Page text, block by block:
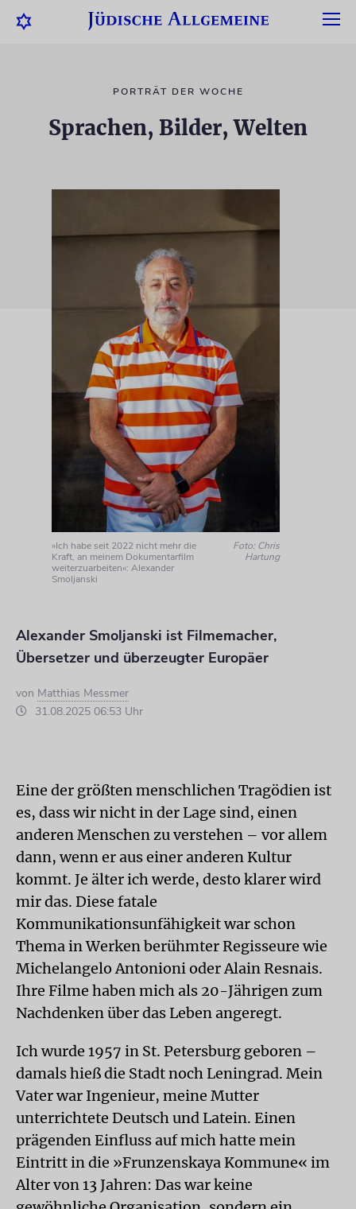
PORTRÄT DER WOCHE
Sprachen, Bilder, Welten
»Ich habe seit 2022 nicht mehr die
Kraft, an meinem Dokumentarfilm
weiterzuarbeiten«: Alexander
Smoljanski
Foto: Chris
Hartung
Alexander Smoljanski ist Filmemacher,
Übersetzer und überzeugter Europäer
von Matthias Messmer
31.08.2025 06:53 Uhr
Eine der größten menschlichen Tragödien ist
es, dass wir nicht in der Lage sind, einen
anderen Menschen zu verstehen – vor allem
dann, wenn er aus einer anderen Kultur
kommt. Je älter ich werde, desto klarer wird
mir das. Diese fatale
Kommunikationsunfähigkeit war schon
Thema in Werken berühmter Regisseure wie
Michelangelo Antonioni oder Alain Resnais.
Ihre Filme haben mich als 20-Jährigen zum
Nachdenken über das Leben angeregt.
Ich wurde 1957 in St. Petersburg geboren –
damals hieß die Stadt noch Leningrad. Mein
Vater war Ingenieur, meine Mutter
unterrichtete Deutsch und Latein. Einen
prägenden Einfluss auf mich hatte mein
Eintritt in die »Frunzenskaya Kommune« im
Alter von 13 Jahren: Das war keine